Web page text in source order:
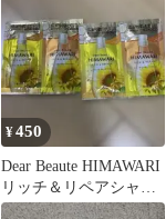
ディショナー
¥450
Dear Beaute HIMAWARI
リッチ＆リペアシャン
プー コンディショナ